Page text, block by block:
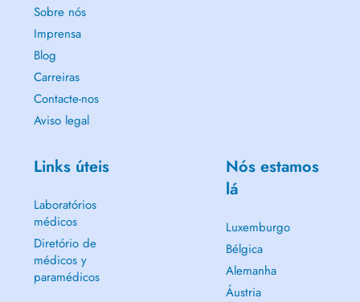
Sobre nós
Imprensa
Blog
Carreiras
Contacte-nos
Aviso legal
Links úteis
Laboratórios
médicos
Diretório de
médicos y
paramédicos
Nós estamos
lá
Luxemburgo
Bélgica
Alemanha
Áustria